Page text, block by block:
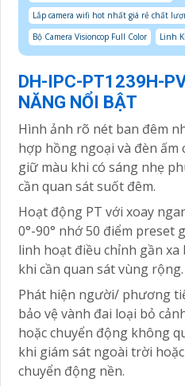
Lắp camera wifi hot nhất giá rẻ chất
Bộ Camera Visioncop Full Color
Linh
DH-IPC-PT1239H-
NĂNG NỔI BẬT
Hình ảnh rõ nét ban đêm
hợp hồng ngoại và đèn ấm
giữ màu khi có sáng nhẹ
cần quan sát suốt đêm.
Hoạt động PT với xoay
0°-90° nhớ 50 điểm preset
linh hoạt điều chỉnh gần
khi cần quan sát vùng rộng.
Phát hiện người/ phương
bảo vệ vành đai loại bỏ
hoặc chuyển động không
khi giám sát ngoài trời
chuyển động nền.